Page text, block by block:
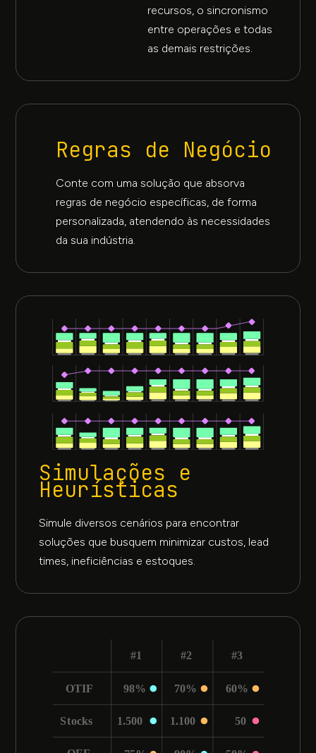
recursos, o sincronismo
entre operações e todas
as demais restrições.
Regras de Negócio
Conte com uma solução que absorva
regras de negócio específicas, de forma
personalizada, atendendo às necessidades
da sua indústria.
Simulações e
Heurísticas
Simule diversos cenários para encontrar
soluções que busquem minimizar custos, lead
times, ineficiências e estoques.